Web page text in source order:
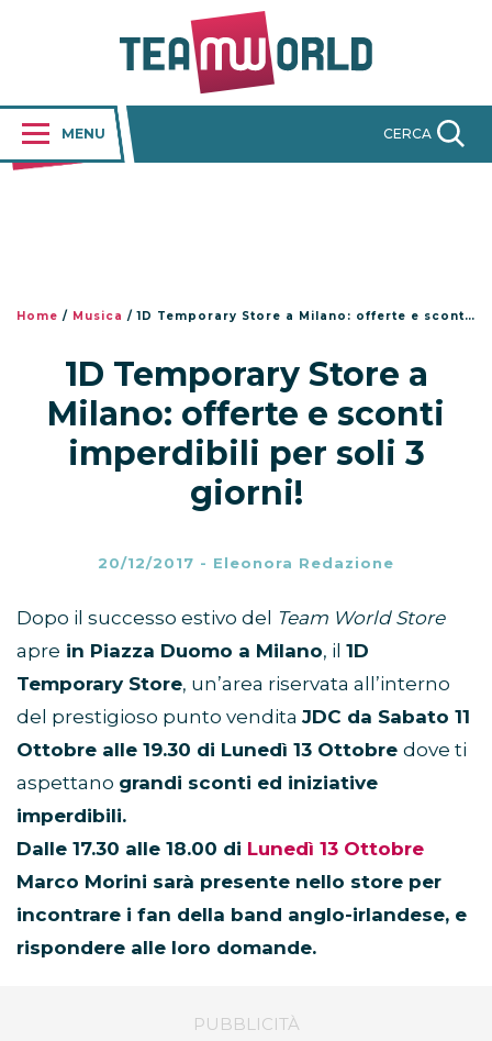
MENU CERCA
Home / Musica /1D Temporary Store a Milano: offerte e sconti imperdibili per soli 3 giorni!
1D Temporary Store a
Milano: offerte e sconti
imperdibili per soli 3
giorni!
20/12/2017 - Eleonora Redazione
Dopo il successo estivo del
Team World Store
apre in Piazza Duomo a Milano, il 1D
Temporary Store, un’area riservata all’interno
del prestigioso punto vendita JDC da Sabato 11
Ottobre alle 19.30 di Lunedì 13 Ottobre dove ti
aspettano grandi sconti ed iniziative
imperdibili.
Dalle 17.30 alle 18.00 di Lunedì 13 Ottobre
Marco Morini sarà presente nello store per
incontrare i fan della band anglo-irlandese, e
rispondere alle loro domande.